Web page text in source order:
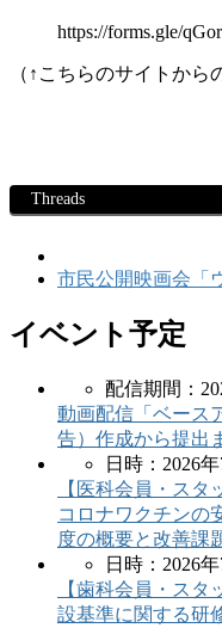
https://forms.gle/
（↑こちらのサイトから
Threads
市民公開映画会「
イベント予定
配信期間：
動画配信「ベース
告）作成から提出
日時：2026
【医科会員・ス
コロナワクチンの
度の概要と改善課
日時：2026
【歯科会員・ス
設基準に関する研